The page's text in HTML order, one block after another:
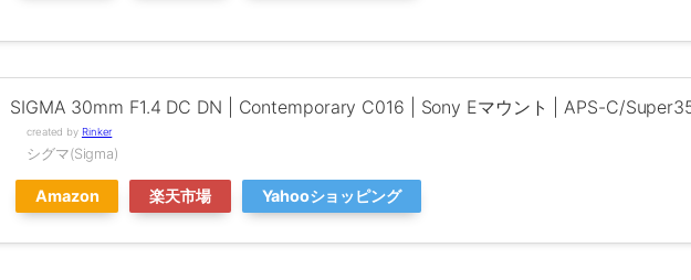
SIGMA 30mm F1.4 DC DN | Contemporary C016 | Sony Eマウント | APS-C/
created by Rinker
シグマ(Sigma)
Amazon 楽天市場 Yahooショッピング